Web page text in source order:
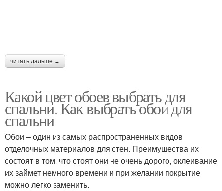
читать дальше →
Какой цвет обоев выбрать для
спальни. Как выбрать обои для
спальни
Обои – один из самых распространенных видов
отделочных материалов для стен. Преимущества их
состоят в том, что стоят они не очень дорого, оклеивание
их займет немного времени и при желании покрытие
можно легко заменить.